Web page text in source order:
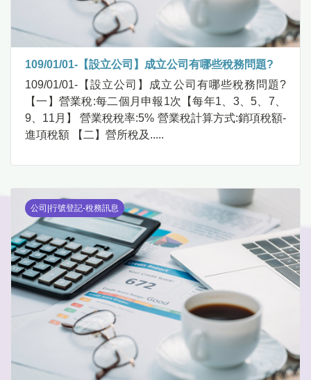
109/01/01-【設立公司】成立公司有哪些稅務問題?
109/01/01-【設立公司】成立公司有哪些稅務問題?
【一】營業稅:每二個月申報1次【每年1、3、5、7、
9、11月】 營業稅稅率:5% 營業稅計算方式:銷項稅額-
進項稅額 【二】營所稅及.....
公司|行號登記-稅務訊息